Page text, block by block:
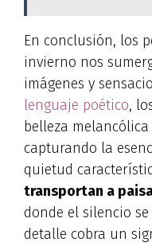
En conclusión, los
invierno nos
imágenes y
lenguaje poético,
belleza
capturando la
quietud
transportan a
donde el silencio
detalle cobra un